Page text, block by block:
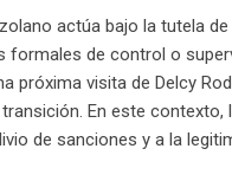
actúa bajo la tutela
de control o
visita de Delcy
En este contexto,
de sanciones y a la